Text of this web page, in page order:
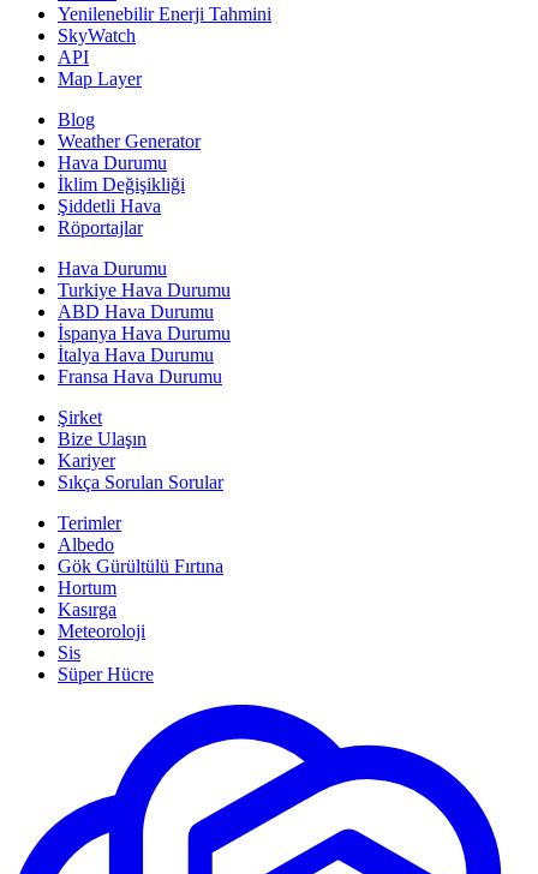
Yenilenebilir Enerji Tahmini
SkyWatch
API
Map Layer
Blog
Weather Generator
Hava Durumu
İklim Değişikliği
Şiddetli Hava
Röportajlar
Hava Durumu
Turkiye Hava Durumu
ABD Hava Durumu
İspanya Hava Durumu
İtalya Hava Durumu
Fransa Hava Durumu
Şirket
Bize Ulaşın
Kariyer
Sıkça Sorulan Sorular
Terimler
Albedo
Gök Gürültülü Fırtına
Hortum
Kasırga
Meteoroloji
Sis
Süper Hücre